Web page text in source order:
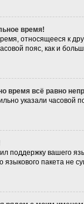
время!
относящееся к
пояс, как и
время всё равно
указали часовой
поддержку вашего
языкового пакета